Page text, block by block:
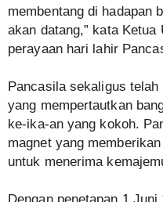
membentang di hadapan
akan datang,” kata
perayaan hari lahir
Pancasila sekaligus
yang mempertautkan
ke-ika-an yang kokoh.
magnet yang
untuk menerima